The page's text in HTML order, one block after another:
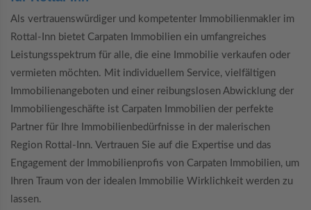
Als vertrauenswürdiger und kompetenter Immobilienmakler im
Rottal-Inn bietet Carpaten Immobilien ein umfangreiches
Leistungsspektrum für alle, die eine Immobilie verkaufen oder
vermieten möchten. Mit individuellem Service, vielfältigen
Immobilienangeboten und einer reibungslosen Abwicklung der
Immobiliengeschäfte ist Carpaten Immobilien der perfekte
Partner für Ihre Immobilienbedürfnisse in der malerischen
Region Rottal-Inn. Vertrauen Sie auf die Expertise und das
Engagement der Immobilienprofis von Carpaten Immobilien, um
Ihren Traum von der idealen Immobilie Wirklichkeit werden zu
lassen.